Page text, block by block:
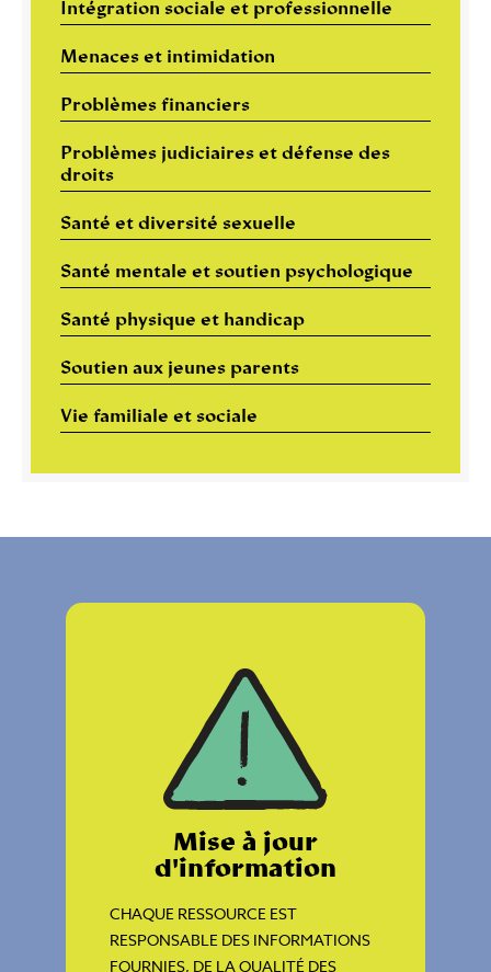
Intégration sociale et professionnelle
Menaces et intimidation
Problèmes financiers
Problèmes judiciaires et défense des
droits
Santé et diversité sexuelle
Santé mentale et soutien psychologique
Santé physique et handicap
Soutien aux jeunes parents
Vie familiale et sociale
Mise à jour
d'information
CHAQUE RESSOURCE EST
RESPONSABLE DES INFORMATIONS
FOURNIES, DE LA QUALITÉ DES